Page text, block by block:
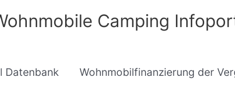
Camping
Datenbank Wohnmobilfinanzierung der